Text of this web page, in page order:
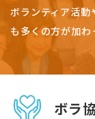
ボランティア活動
も多くの方が加わ
ボラ